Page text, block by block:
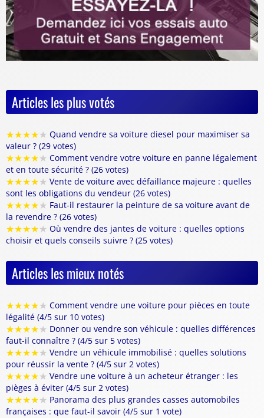
Articles les plus votés
★★★★★ Quand vendre sa voiture diesel pour maximiser sa
valeur ? (29 votes)
★★★★★ Comment vendre votre voiture en panne légalement
et en toute sécurité ? (26 votes)
★★★★★ Vente de voiture avec défaillance majeure : quelles
sont les obligations du vendeur (26 votes)
★★★★★ Faut-il restaurer la peinture de sa voiture avant de
la revendre ? (26 votes)
★★★★★ Où vendre des jantes de voiture : quelles options
choisir et quels conseils suivre ? (25 votes)
Articles les mieux notés
★★★★★ Comment vendre une voiture pour pièces en toute
légalité (4/5 sur 10 votes)
★★★★★ Donner ou vendre son véhicule : quelles différences
faut-il connaître ? (4/5 sur 5 votes)
★★★★★ Vendre un véhicule immobilisé : quelles solutions
pour réussir la vente ? (4/5 sur 2 votes)
★★★★★ Vendre une voiture à un acheteur étranger : les
pièges à éviter (4/5 sur 2 votes)
★★★★★ Panorama des plus grandes casses automobiles
françaises : que faut-il savoir (4/5 sur 1 vote)